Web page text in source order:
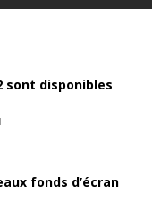
sont disponibles
fonds d’écran